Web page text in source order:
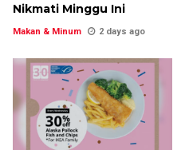
Nikmati Minggu Ini
Makan & Minum 2 days ago